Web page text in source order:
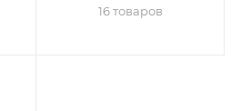
16 товаров